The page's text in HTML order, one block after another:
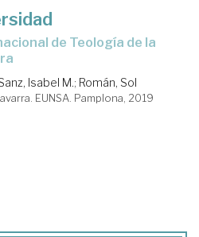
Isabel M.; Román, Sol
EUNSA. Pamplona, 2019